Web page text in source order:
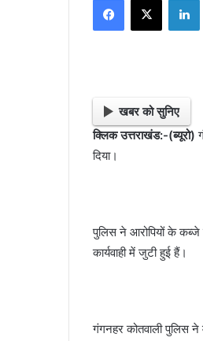
खबर को सुनिए
क्लिक उत्तराखंड:-(ब्यूरो)
दिया।
पुलिस ने आरोपियों के कब्जे
कार्यवाही में जुटी हुई हैं।
गंगनहर कोतवाली पुलिस ने